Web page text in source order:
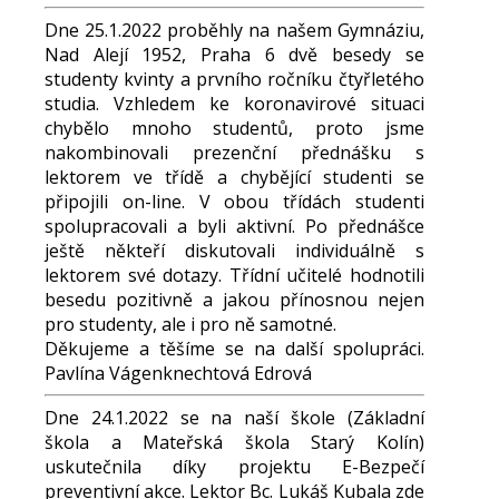
Dne 25.1.2022 proběhly na našem Gymnáziu,
Nad Alejí 1952, Praha 6 dvě besedy se
studenty kvinty a prvního ročníku čtyřletého
studia. Vzhledem ke koronavirové situaci
chybělo mnoho studentů, proto jsme
nakombinovali prezenční přednášku s
lektorem ve třídě a chybějící studenti se
připojili on-line. V obou třídách studenti
spolupracovali a byli aktivní. Po přednášce
ještě někteří diskutovali individuálně s
lektorem své dotazy. Třídní učitelé hodnotili
besedu pozitivně a jakou přínosnou nejen
pro studenty, ale i pro ně samotné.
Děkujeme a těšíme se na další spolupráci.
Pavlína Vágenknechtová Edrová
Dne 24.1.2022 se na naší škole (Základní
škola a Mateřská škola Starý Kolín)
uskutečnila díky projektu E-Bezpečí
preventivní akce. Lektor Bc. Lukáš Kubala zde